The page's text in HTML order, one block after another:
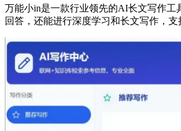
万能小in是一款行业领先的AI长文写作
回答，还能进行深度学习和长文写作，